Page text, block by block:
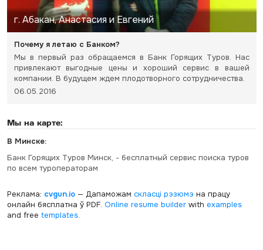
г. Абакан, Анастасия и Евгений
Почему я летаю с Банком?
Мы в первый раз обращаемся в Банк Горящих Туров. Нас
привлекают выгодные цены и хороший сервис в вашей
компании. В будущем ждем плодотворного сотрудничества.
06.05.2016
Мы на карте:
В Минске:
Банк Горящих Туров Минск, - бесплатный сервис поиска туров
по всем туроператорам
Реклама: cvgun.io— Дапаможам скласці рэзюмэ на працу
онлайн бясплатна ў PDF. Online resume builderwith examples
and free templates.